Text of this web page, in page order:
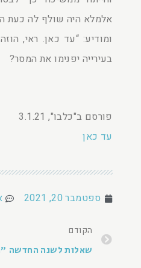
אלמלא היה שולף לה כעת
ומודיע: “עד כאן. ראי,
בעירייה יפנימו את המסר?
פורסם ב"כלבו", 3.1.21
עד כאן
ספטמבר 20, 2021
הקודם
שאלות לשנה החדשה